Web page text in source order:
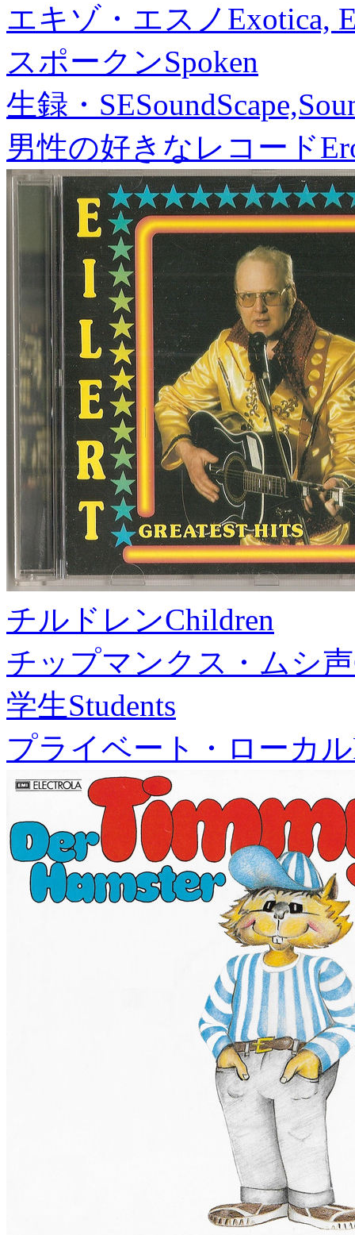
エキゾ・エスノ Exotica,
スポークンSpoken
生録・SE
男性の好きなレコード
チルドレンChildren
チップマンクス・ムシ声
学生Students
プライベート・ローカル